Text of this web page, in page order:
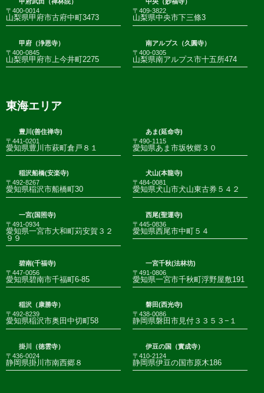
〒400-0014
山梨県甲府市古府中町3473
〒409-3822
山梨県中央市下三條3
甲府（浄恩寺）
〒400-0845
山梨県甲府市上今井町2275
南アルプス（久圓寺）
〒400-0305
山梨県南アルプス市十五所474
東海エリア
豊川(善住禅寺)
〒441-0201
愛知県豊川市萩町倉戸８１
あま(延命寺)
〒490-1115
愛知県あま市坂牧郷３０
稲沢船橋(安楽寺)
〒492-8267
愛知県稲沢市船橋町30
犬山(本龍寺)
〒484-0081
愛知県犬山市犬山東古券５４２
一宮(国照寺)
〒491-0934
愛知県一宮市大和町苅安賀３２
９９
西尾(聖運寺)
〒445-0836
愛知県西尾市中町５４
碧南(千福寺)
〒447-0056
愛知県碧南市千福町6-85
一宮千秋(法林坊)
〒491-0806
愛知県一宮市千秋町浮野屋敷191
稲沢（康勝寺）
〒492-8239
愛知県稲沢市奥田中切町58
磐田(西光寺)
〒438-0086
静岡県磐田市見付３３５３−１
掛川（徳雲寺）
〒436-0024
静岡県掛川市南西郷８
伊豆の国（實成寺）
〒410-2124
静岡県伊豆の国市原木186